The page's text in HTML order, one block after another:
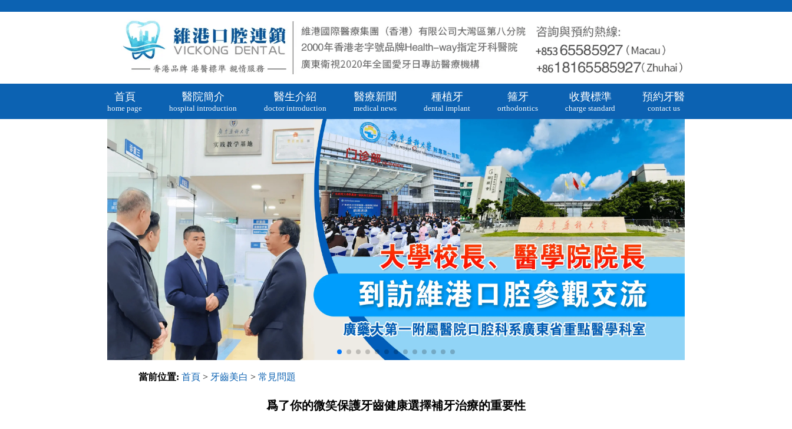
首頁
home page
醫院簡介
hospital introduction
醫生介紹
doctor introduction
醫療新聞
medical news
種植牙
dental implant
箍牙
orthodontics
收費標準
charge standard
預約牙醫
contact us
當前位置: 首頁 > 牙齒美白 >常見問題
爲了你的微笑保護牙齒健康選擇補牙治療的重要性